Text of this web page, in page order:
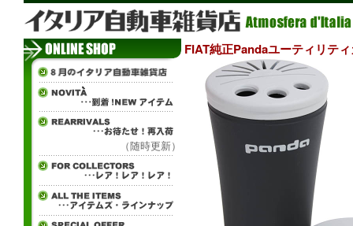
（随時更新）
FIAT純正Pandaユーティリテ